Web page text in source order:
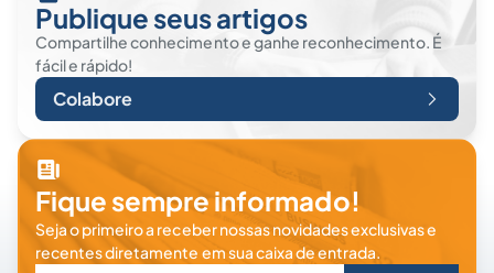
Publique seus artigos
Compartilhe conhecimento e ganhe reconhecimento. É
fácil e rápido!
Colabore
Fique sempre informado!
Seja o primeiro a receber nossas novidades exclusivas e
recentes diretamente em sua caixa de entrada.